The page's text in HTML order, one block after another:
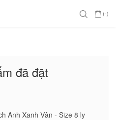
(-)
đã đặt
Anh Xanh Vân - Size 8 ly